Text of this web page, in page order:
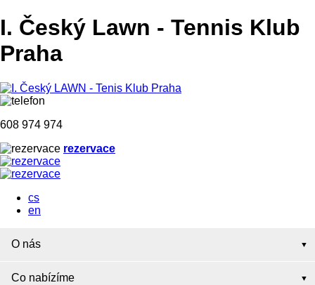
I. Český Lawn - Tennis Klub
Praha
608 974 974
rezervace
cs
en
O nás
Co nabízíme